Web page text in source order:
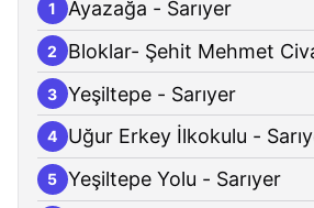
1 Ayazağa - Sarıyer
2 Bloklar- Şehit Mehmet
3 Yeşiltepe - Sarıyer
4 Uğur Erkey İlkokulu -
5 Yeşiltepe Yolu - Sarıyer